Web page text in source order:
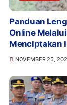
Panduan
Online
Menciptakan
NOVEMBER 25,